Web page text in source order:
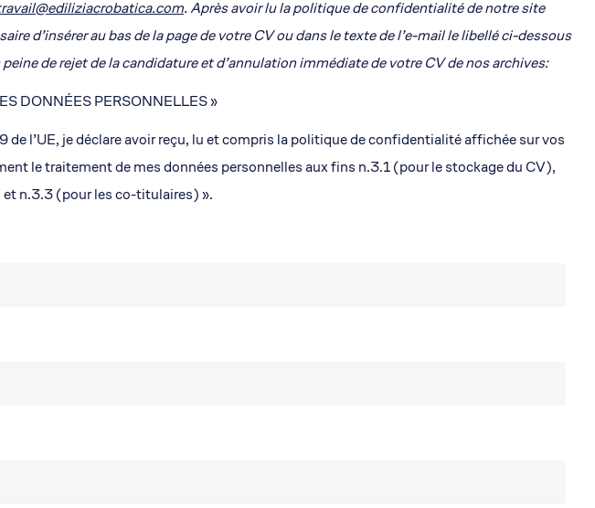
. Après avoir lu la politique de confidentialité de notre site
d’insérer au bas de la page de votre CV ou dans le texte de l’e-mail le libellé ci-dessous
de rejet de la candidature et d’annulation immédiate de votre CV de nos archives:
DONNÉES PERSONNELLES »
l’UE, je déclare avoir reçu, lu et compris la politique de confidentialité affichée sur vos
le traitement de mes données personnelles aux fins n.3.1 (pour le stockage du CV),
n.3.3 (pour les co-titulaires) ».